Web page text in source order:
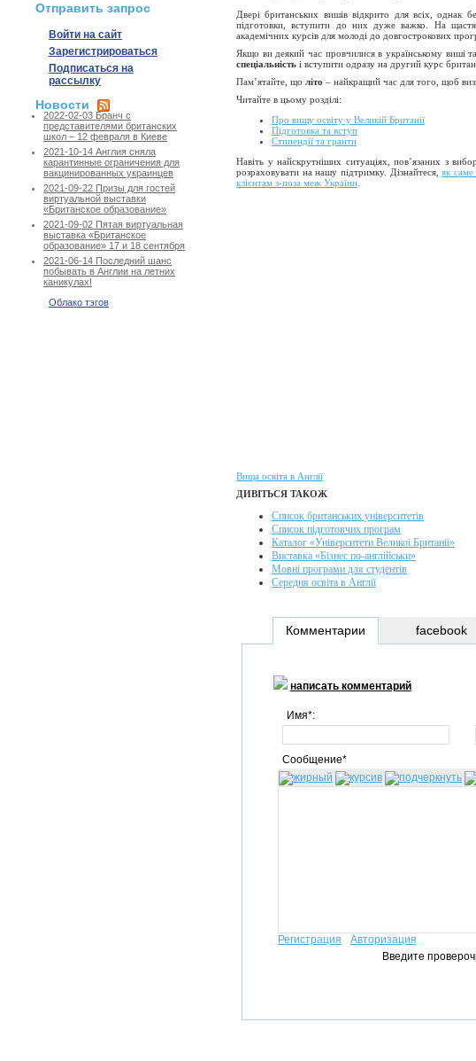
Отправить запрос
Войти на сайт
Зарегистрироваться
Подписаться на
рассылку
Новости
2022-02-03 Бранч с
представителями британских
школ – 12 февраля в Киеве
2021-10-14 Англия сняла
карантинные ограничения для
вакцинированных украинцев
2021-09-22 Призы для гостей
виртуальной выставки
«Британское образование»
2021-09-02 Пятая виртуальная
выставка «Британское
образование» 17 и 18 сентября
2021-06-14 Последний шанс
побывать в Англии на летних
каникулах!
Облако тэгов
Двері британських вишів відкрито для всіх, однак
підготовки, вступити до них дуже важко. На
академічних курсів для молоді до довгострокових
Якщо ви деякий час провчилися в українському виші
спеціальність і вступити одразу на другий курс
Пам’ятайте, що літо – найкращий час для того, щоб
Читайте в цьому розділі:
Про вищу освіту у Великій Британії
Підготовка та вступ
Стипендії та гранти
Навіть у найскрутніших ситуаціях, пов’язаних з
розраховувати на нашу підтримку. Дізнайтеся,як
клієнтам з-поза меж України
Вища освіта в Англії
ДИВІТЬСЯ ТАКОЖ
Список британських університетів
Список підготовчих програм
Каталог «Університети Великої Британії»
Виставка «Бізнес по-англійськи»
Мовні програми для студентів
Середня освіта в Англії
Комментарии
написать комментарий
Имя*:
Сообщение*
Регистрация
Авторизация
Введите
facebook